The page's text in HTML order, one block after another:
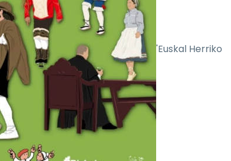
'Euskal Herriko